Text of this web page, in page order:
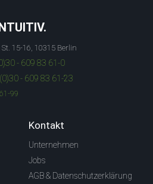
15-16, 10315 Berlin
- 609 83 61-0
- 609 83 61-23
99
Kontakt
Unternehmen
Jobs
AGB & Datenschutzerklärung